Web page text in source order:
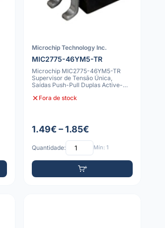
Microchip Technology Inc.
MIC2775-46YM5-TR
Microchip MIC2775-46YM5-TR
Supervisor de Tensão Única,
Saídas Push-Pull Duplas Active-
Fora de stock
1.49€ – 1.85€
Quantidade: Mín: 1